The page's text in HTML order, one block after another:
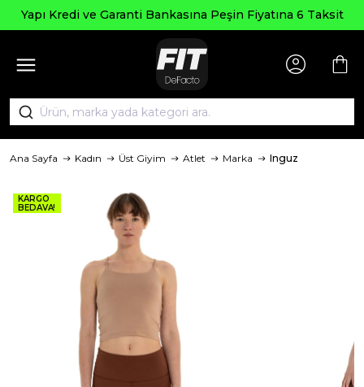
ve Garanti Bankasına Peşin Fiyatına 6 Taksit
Ana Sayfa Kadın Üst Giyim Atlet Marka Inguz
KARGO
BEDAVA!